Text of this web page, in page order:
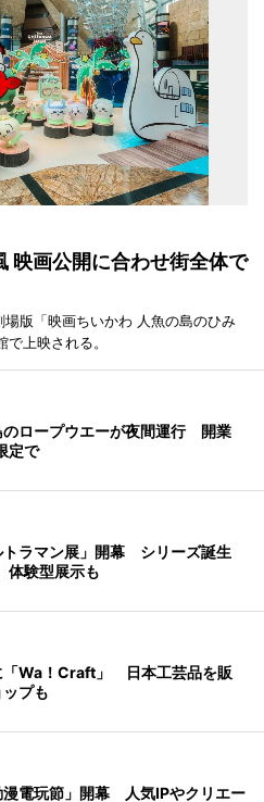
映画公開に合わせ街全体で
版「映画ちいかわ 人魚の島のひみ
上映される。
のロープウエーが夜間運行 開業
定で
トラマン展」開幕 シリーズ誕生
体験型展示も
「Wa！Craft」 日本工芸品を販
プも
漫電玩節」開幕 人気IPやクリエー